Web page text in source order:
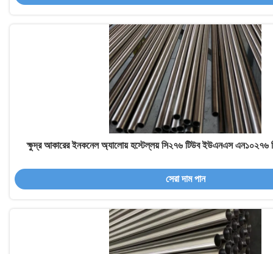
ক্ষুদ্র আকারের ইনকনেল অ্যালোয় হস্টেল্লয় সি২৭৬ টিউব ইউএনএস এন১০২৭৬
সেরা দাম পান